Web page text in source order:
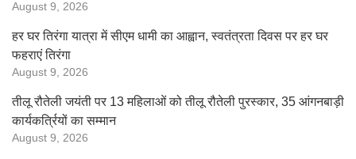
August 9, 2026
हर घर तिरंगा यात्रा में सीएम धामी का आह्वान, स्वतंत्रता दिवस पर हर घर
फहराएं तिरंगा
August 9, 2026
तीलू रौतेली जयंती पर 13 महिलाओं को तीलू रौतेली पुरस्कार, 35 आंगनबाड़ी
कार्यकर्त्रियों का सम्मान
August 9, 2026